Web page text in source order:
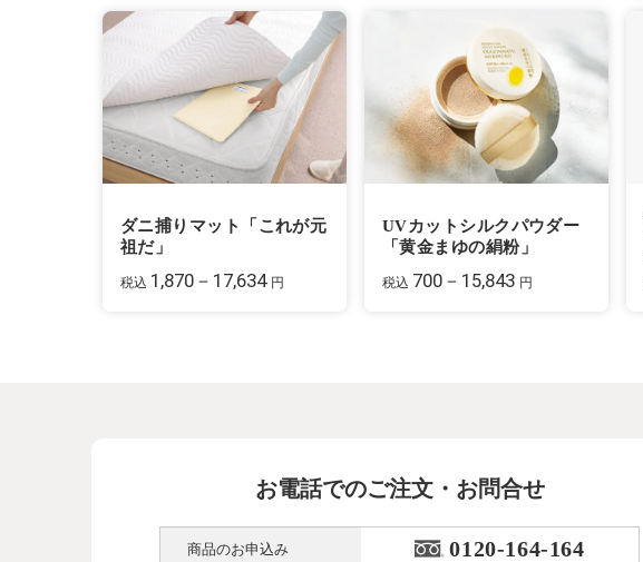
ダニ捕りマット「これが元
祖だ」
税込 1,870－17,634 円
UVカットシルクパウダー
「黄金まゆの絹粉」
税込 700－15,843 円
お電話でのご注文・お問合せ
商品のお申込み 0120-164-164